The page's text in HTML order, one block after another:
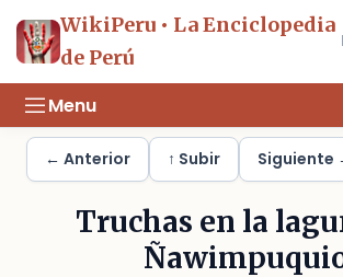
WikiPeru • La Enciclopedia
de Perú
Menu
← Anterior ↑ Subir Siguiente
Truchas en la